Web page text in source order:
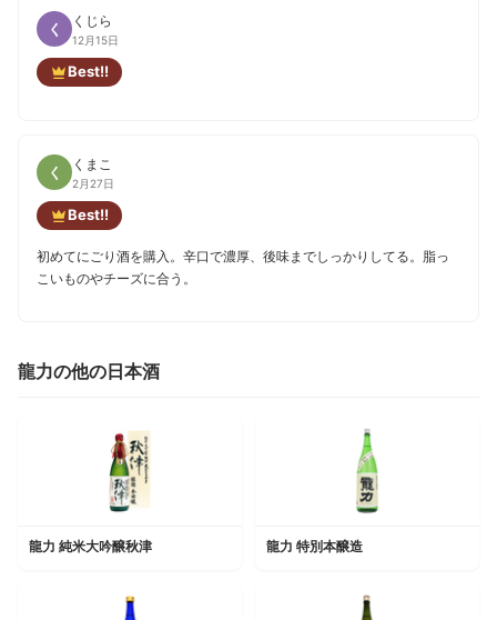
く くじら
12月15日
Best!!
く くまこ
2月27日
Best!!
初めてにごり酒を購入。辛口で濃厚、後味までしっかりしてる。脂っ
こいものやチーズに合う。
龍力の他の日本酒
龍力 純米大吟醸秋津 龍力 特別本醸造